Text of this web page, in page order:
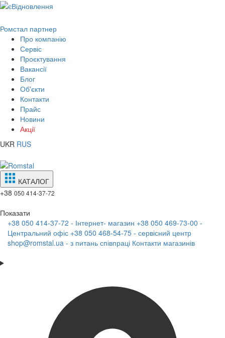
Ромстал партнер
Про компанію
Сервіс
Проєктування
Вакансії
Блог
Об'єкти
Контакти
Прайс
Новини
Акції
UKR RUS
КАТАЛОГ
+38 050 414-37-72
Показати
+38 050 414-37-72 - Інтернет- магазин +38 050 469-73-00 -
Центральний офіс +38 050 468-54-75 - сервісний центр
shop@romstal.ua - з питань співпраці Контакти магазинів